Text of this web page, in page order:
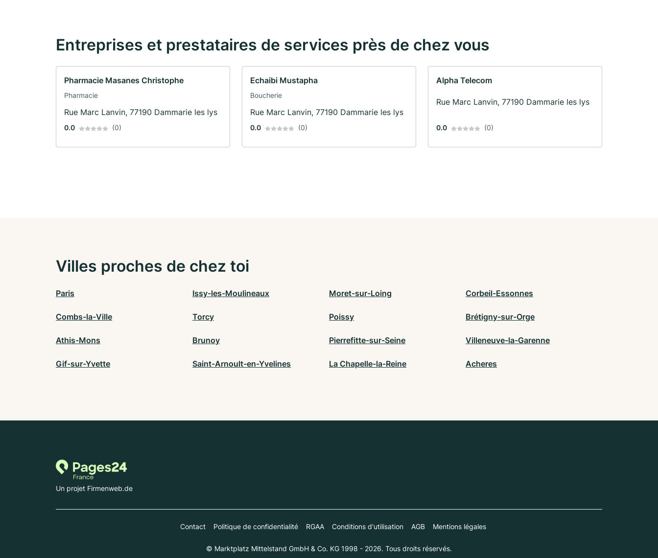
Entreprises et prestataires de services près de chez vous
Pharmacie Masanes Christophe
Pharmacie
Rue Marc Lanvin, 77190 Dammarie les lys
0.0 (0)
Echaibi Mustapha
Boucherie
Rue Marc Lanvin, 77190 Dammarie les lys
0.0 (0)
Alpha Telecom
Rue Marc Lanvin, 77190 Dammarie les lys
0.0 (0)
Villes proches de chez toi
Paris Issy-les-Moulineaux Moret-sur-Loing Corbeil-Essonnes
Combs-la-Ville Torcy Poissy Brétigny-sur-Orge
Athis-Mons Brunoy Pierrefitte-sur-Seine Villeneuve-la-Garenne
Gif-sur-Yvette Saint-Arnoult-en-Yvelines La Chapelle-la-Reine Acheres
Un projet Firmenweb.de
Contact Politique de confidentialité RGAA Conditions d'utilisation AGB Mentions légales
© Marktplatz Mittelstand GmbH & Co. KG 1998 - 2026. Tous droits réservés.